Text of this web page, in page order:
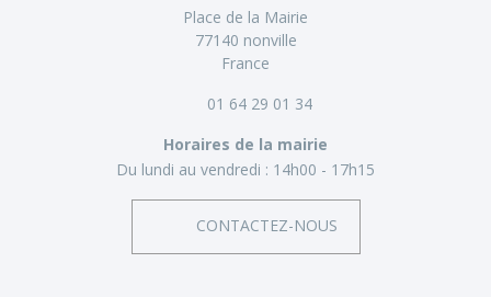
Place de la Mairie
77140 nonville
France
01 64 29 01 34
Horaires de la mairie
Du lundi au vendredi : 14h00 - 17h15
CONTACTEZ-NOUS